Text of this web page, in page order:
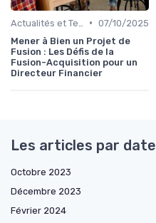
• 07/10/2025
Mener à Bien un Projet de
Fusion : Les Défis de la
Fusion-Acquisition pour un
Directeur Financier
Les articles par date
Octobre 2023
Décembre 2023
Février 2024